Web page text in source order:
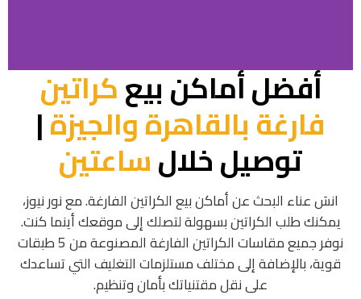
أفضل أماكن بيعكراتين
فارغة بالقاهرة والجيزة|
توصيل خلالساعتين
انسَ عناء البحث عن أماكن بيع الكراتين الفارغة. مع نور نيوز،
يمكنك طلب الكراتين بسهولة لتصلك إلى موقعك أينما كنت.
نوفر جميع مقاسات الكراتين الفارغة المصنوعة من 5 طبقات
قوية، بالإضافة إلى مختلف مستلزمات التغليف التي تساعدك
على نقل مقتنياتك بأمان وتنظيم.